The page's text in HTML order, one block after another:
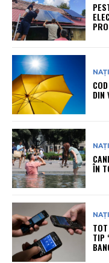
DIN
ÎN
TIP